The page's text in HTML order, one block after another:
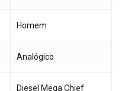
Homem
Analógico
Diesel Mega Chief